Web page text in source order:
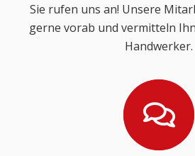
Sie rufen uns an! Unsere
gerne vorab und vermitteln
Handwerker.